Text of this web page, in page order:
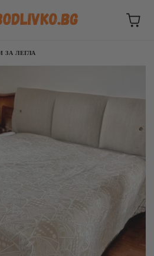
ЗА ЛЕГЛА